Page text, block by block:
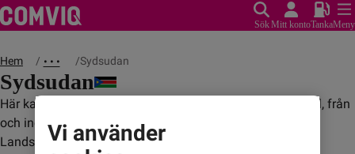
SökMitt kontoTankaMeny
Hem • • • Sydsudan
Sydsudan
Här kan du se vad det kostar att ringa, sms:a och surfa till, från
och inom Sydsudan.
Landskod: +211Vi använder